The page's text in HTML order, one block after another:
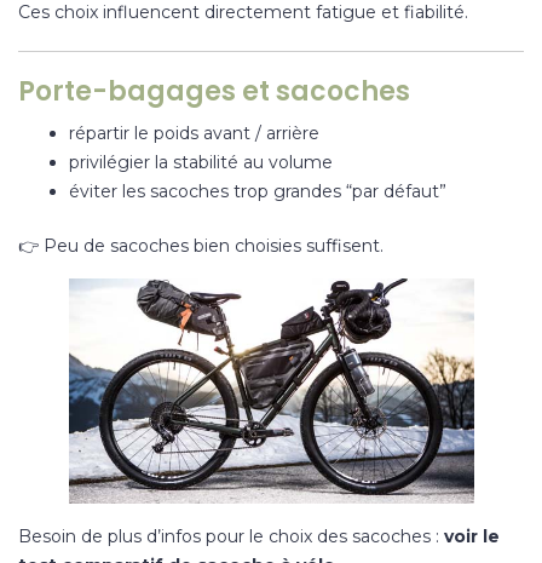
Ces choix influencent directement fatigue et fiabilité.
Porte-bagages et sacoches
répartir le poids avant / arrière
privilégier la stabilité au volume
éviter les sacoches trop grandes “par défaut”
👉 Peu de sacoches bien choisies suffisent.
Besoin de plus d’infos pour le choix des sacoches : voir le